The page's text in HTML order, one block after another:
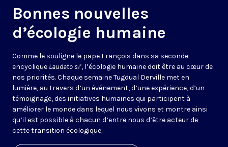
Bonnes nouvelles
d’écologie humaine
Comme le souligne le pape François dans sa seconde
encyclique Laudato si’, l’écologie humaine doit être au cœur de
nos priorités. Chaque semaine Tugdual Derville met en
lumière, au travers d’un événement, d’une expérience, d’un
témoignage, des initiatives humaines qui participent à
améliorer le monde dans lequel nous vivons et montre ainsi
qu’il est possible à chacun d’entre nous d’être acteur de
cette transition écologique.